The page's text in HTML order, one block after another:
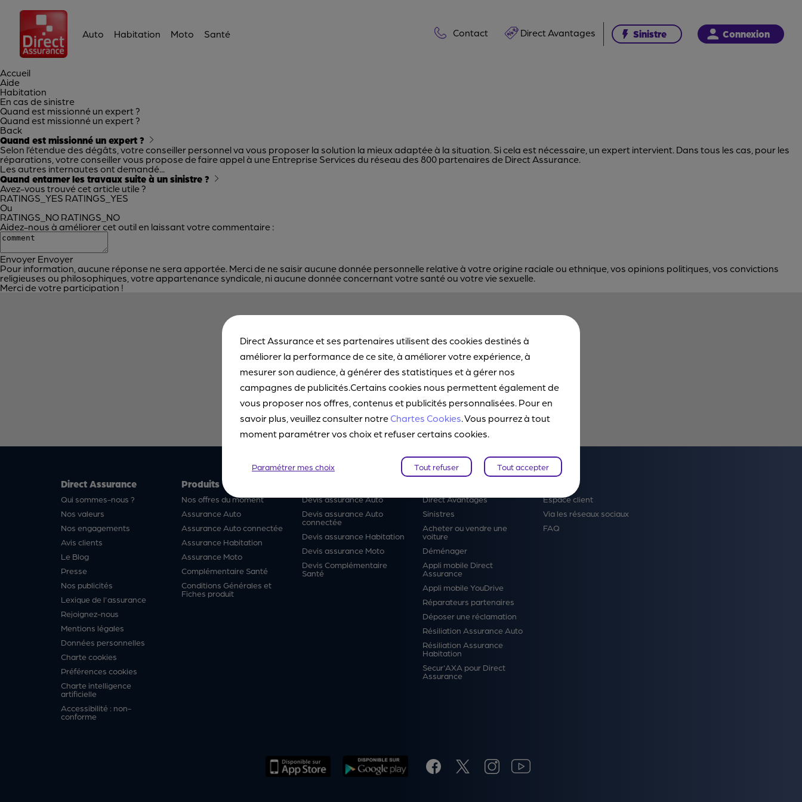
Auto Habitation Moto Santé Contact Direct Avantages Sinistre Connexion
Accueil
Aide
Habitation
En cas de sinistre
Quand est missionné un expert ?
Quand est missionné un expert ?
Back
Quand est missionné un expert ?
Selon l’étendue des dégâts, votre conseiller personnel va vous proposer la solution la mieux adaptée à la situation. Si cela est nécessaire, un expert intervient. Dans tous les cas, pour les
réparations, votre conseiller vous propose de faire appel à une Entreprise Services du réseau des 800 partenaires de Direct Assurance.
Les autres internautes ont demandé...
Quand entamer les travaux suite à un sinistre ?
Avez-vous trouvé cet article utile ?
RATINGS_YES RATINGS_YES
Ou
RATINGS_NO RATINGS_NO
Aidez-nous à améliorer cet outil en laissant votre commentaire :
Envoyer Envoyer
Pour information, aucune réponse ne sera apportée. Merci de ne saisir aucune donnée personnelle relative à votre origine raciale ou ethnique, vos opinions politiques, vos convictions
religieuses ou philosophiques, votre appartenance syndicale, ni aucune donnée concernant votre santé ou votre vie sexuelle.
Merci de votre participation !
CONTACTEZ-NOUS
TOUS NOS POINTS DE CONTACT
Direct Assurance
Qui sommes-nous ?
Nos valeurs
Nos engagements
Avis clients
Le Blog
Presse
Nos publicités
Lexique de l'assurance
Rejoignez-nous
Mentions légales
Données personnelles
Charte cookies
Préférences cookies
Charte intelligence
artificielle
Accessibilité : non-
conforme
Produits
Nos offres du moment
Assurance Auto
Assurance Auto connectée
Assurance Habitation
Assurance Moto
Complémentaire Santé
Conditions Générales et
Fiches produit
Devis assurance Auto
Devis assurance Auto
connectée
Devis assurance Habitation
Devis assurance Moto
Devis Complémentaire
Santé
Direct Avantages
Sinistres
Acheter ou vendre une
voiture
Déménager
Appli mobile Direct
Assurance
Appli mobile YouDrive
Réparateurs partenaires
Déposer une réclamation
Résiliation Assurance Auto
Résiliation Assurance
Habitation
Secur'AXA pour Direct
Assurance
Contact
Espace client
Via les réseaux sociaux
FAQ
Direct Assurance et ses partenaires utilisent des cookies destinés à
améliorer la performance de ce site, à améliorer votre expérience, à
mesurer son audience, à générer des statistiques et à gérer nos
campagnes de publicités.Certains cookies nous permettent également de
vous proposer nos offres, contenus et publicités personnalisées. Pour en
savoir plus, veuillez consulter notreChartes Cookies . Vous pourrez à tout
moment paramétrer vos choix et refuser certains cookies.
Tout accepter
Tout refuser
Paramétrer mes choix